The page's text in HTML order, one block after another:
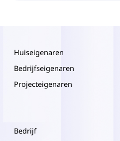
Huiseigenaren
Bedrijfseigenaren
Projecteigenaren
Bedrijf